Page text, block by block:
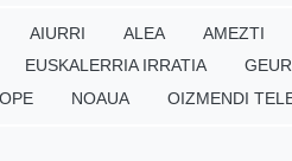
AIURRI ALEA AMEZTI
EUSKALERRIA IRRATIA
NOAUA OIZMENDI